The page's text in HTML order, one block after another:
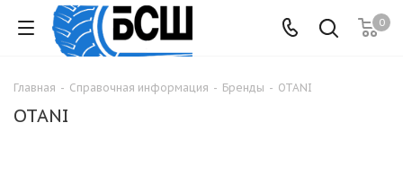
0
Главная - Справочная информация - Бренды - OTANI
OTANI